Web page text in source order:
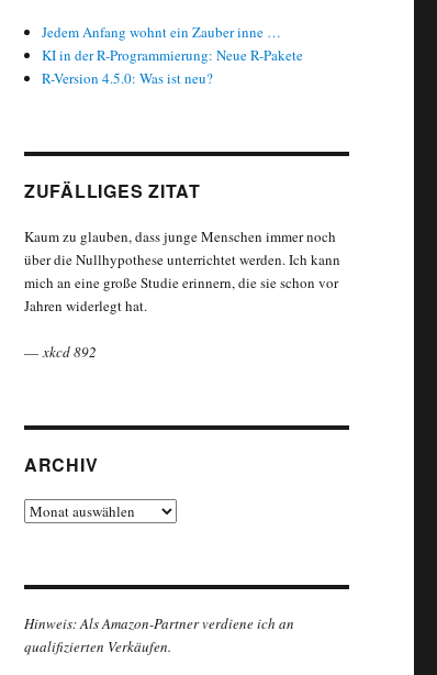
Jedem Anfang wohnt ein Zauber inne …
KI in der R-Programmierung: Neue R-Pakete
R-Version 4.5.0: Was ist neu?
ZUFÄLLIGES ZITAT
Kaum zu glauben, dass junge Menschen immer noch
über die Nullhypothese unterrichtet werden. Ich kann
mich an eine große Studie erinnern, die sie schon vor
Jahren widerlegt hat.
—xkcd 892
ARCHIV
Archiv
Hinweis: Als Amazon-Partner verdiene ich an
qualifizierten Verkäufen.